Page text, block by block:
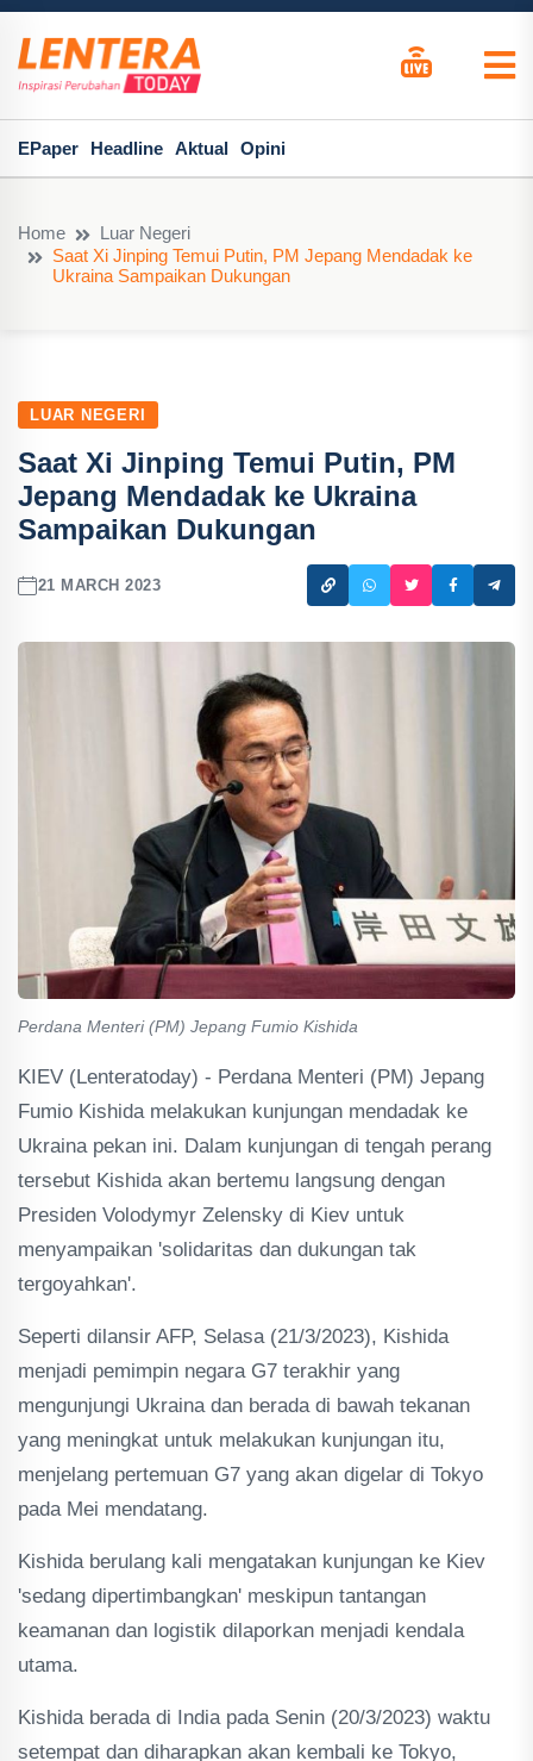
EPaper Headline Aktual Opini
Home
Luar Negeri
Saat Xi Jinping Temui Putin, PM Jepang Mendadak ke
Ukraina Sampaikan Dukungan
LUAR NEGERI
Saat Xi Jinping Temui Putin, PM
Jepang Mendadak ke Ukraina
Sampaikan Dukungan
21 MARCH 2023
Perdana Menteri (PM) Jepang Fumio Kishida
KIEV (Lenteratoday) - Perdana Menteri (PM) Jepang
Fumio Kishida melakukan kunjungan mendadak ke
Ukraina pekan ini. Dalam kunjungan di tengah perang
tersebut Kishida akan bertemu langsung dengan
Presiden Volodymyr Zelensky di Kiev untuk
menyampaikan 'solidaritas dan dukungan tak
tergoyahkan'.
Seperti dilansir AFP, Selasa (21/3/2023), Kishida
menjadi pemimpin negara G7 terakhir yang
mengunjungi Ukraina dan berada di bawah tekanan
yang meningkat untuk melakukan kunjungan itu,
menjelang pertemuan G7 yang akan digelar di Tokyo
pada Mei mendatang.
Kishida berulang kali mengatakan kunjungan ke Kiev
'sedang dipertimbangkan' meskipun tantangan
keamanan dan logistik dilaporkan menjadi kendala
utama.
Kishida berada di India pada Senin (20/3/2023) waktu
setempat dan diharapkan akan kembali ke Tokyo,